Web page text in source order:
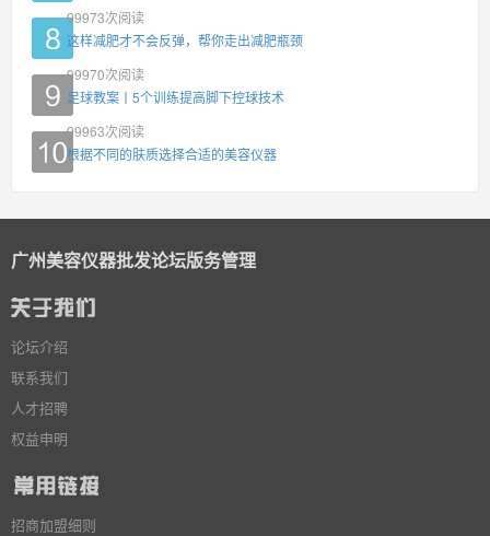
99973次阅读
这样减肥才不会反弹，帮你走出减肥瓶颈
99970次阅读
足球教案丨5个训练提高脚下控球技术
99963次阅读
根据不同的肤质选择合适的美容仪器
广州美容仪器批发论坛版务管理
论坛介绍
联系我们
人才招聘
权益申明
招商加盟细则